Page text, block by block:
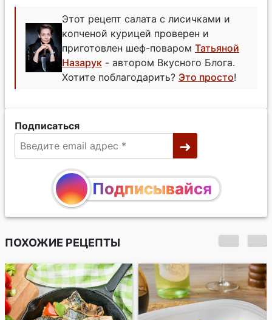
Этот рецепт салата с лисичками и
копченой курицей проверен и
приготовлен шеф-поваром Татьяной
Назарук - автором Вкусного Блога.
Хотите поблагодарить? Это просто!
Подписаться
Подписывайся
ПОХОЖИЕ РЕЦЕПТЫ
Салат из копченой
горбуши с
лисичками и
восковой фасолью